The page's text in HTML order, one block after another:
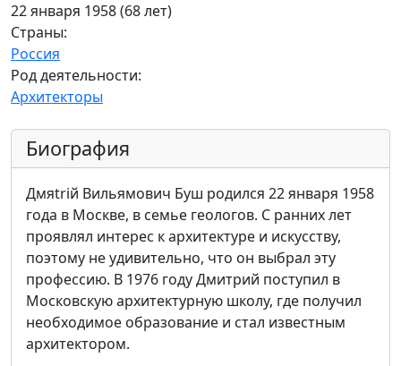
22 января 1958 (68 лет)
Страны:
Россия
Род деятельности:
Архитекторы
Биография
Дмяtriй Вильямович Буш родился 22 января 1958
года в Москве, в семье геологов. С ранних лет
проявлял интерес к архитектуре и искусству,
поэтому не удивительно, что он выбрал эту
профессию. В 1976 году Дмитрий поступил в
Московскую архитектурную школу, где получил
необходимое образование и стал известным
архитектором.